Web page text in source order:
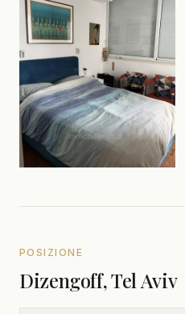
POSIZIONE
Dizengoff, Tel Aviv